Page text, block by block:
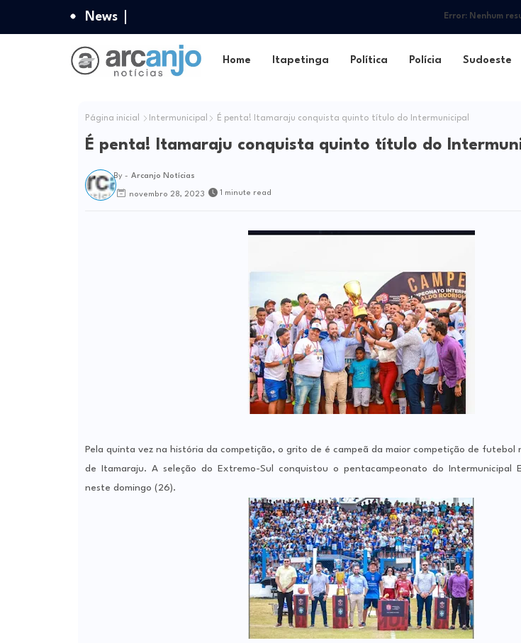
News Error:Nenhum
Home Itapetinga Política Polícia Sudoeste
Página inicial Intermunicipal É penta! Itamaraju conquista quinto título do Intermunicipal
É penta! Itamaraju conquista quinto título do
By - Arcanjo Notícias
novembro 28, 2023 1 minute read
Pela quinta vez na história da competição, o grito de é campeã da maior competição de futebol
de Itamaraju. A seleção do Extremo-Sul conquistou o pentacampeonato do Intermunicipal
neste domingo (26).